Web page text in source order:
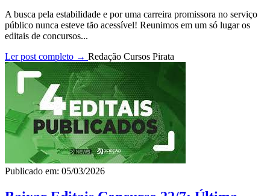
A busca pela estabilidade e por uma carreira promissora no serviço
público nunca esteve tão acessível! Reunimos em um só lugar os
editais de concursos...
Ler post completo → Redação Cursos Pirata
Publicado em: 05/03/2026